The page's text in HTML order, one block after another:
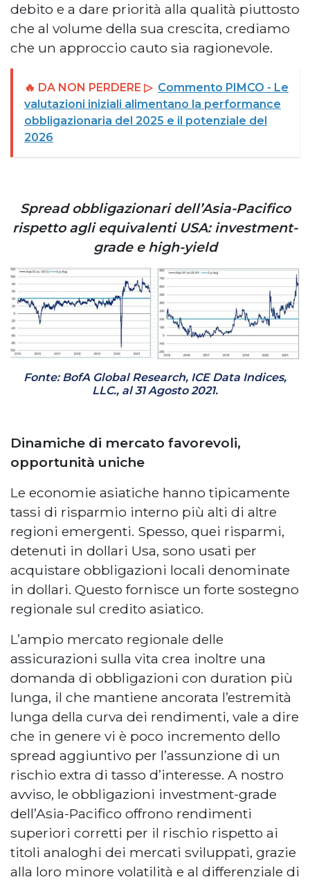
debito e a dare priorità alla qualità piuttosto
che al volume della sua crescita, crediamo
che un approccio cauto sia ragionevole.
🔥 DA NON PERDERE ▷ Commento PIMCO - Le
valutazioni iniziali alimentano la performance
obbligazionaria del 2025 e il potenziale del
2026
Spread obbligazionari dell’Asia-Pacifico
rispetto agli equivalenti USA: investment-
grade e high-yield
Fonte: BofA Global Research, ICE Data Indices,
LLC., al 31 Agosto 2021.
Dinamiche di mercato favorevoli,
opportunità uniche
Le economie asiatiche hanno tipicamente
tassi di risparmio interno più alti di altre
regioni emergenti. Spesso, quei risparmi,
detenuti in dollari Usa, sono usati per
acquistare obbligazioni locali denominate
in dollari. Questo fornisce un forte sostegno
regionale sul credito asiatico.
L’ampio mercato regionale delle
assicurazioni sulla vita crea inoltre una
domanda di obbligazioni con duration più
lunga, il che mantiene ancorata l’estremità
lunga della curva dei rendimenti, vale a dire
che in genere vi è poco incremento dello
spread aggiuntivo per l’assunzione di un
rischio extra di tasso d’interesse. A nostro
avviso, le obbligazioni investment-grade
dell’Asia-Pacifico offrono rendimenti
superiori corretti per il rischio rispetto ai
titoli analoghi dei mercati sviluppati, grazie
alla loro minore volatilità e al differenziale di